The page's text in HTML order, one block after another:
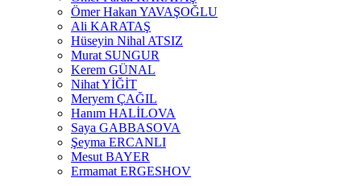
Ömer Hakan YAVAŞOĞLU
Ali KARATAŞ
Hüseyin Nihal ATSIZ
Murat SUNGUR
Kerem GÜNAL
Nihat YİĞİT
Meryem ÇAĞIL
Hanım HALİLOVA
Saya GABBASOVA
Şeyma ERCANLI
Mesut BAYER
Ermamat ERGESHOV